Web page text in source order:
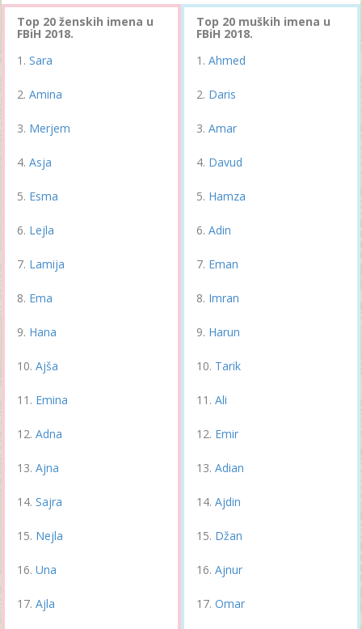
Top 20 ženskih imena u
FBiH 2018.
Sara
Amina
Merjem
Asja
Esma
Lejla
Lamija
Ema
Hana
Ajša
Emina
Adna
Ajna
Sajra
Nejla
Una
Ajla
Top 20 muških imena u
FBiH 2018.
Ahmed
Daris
Amar
Davud
Hamza
Adin
Eman
Imran
Harun
Tarik
Ali
Emir
Adian
Ajdin
Džan
Ajnur
Omar